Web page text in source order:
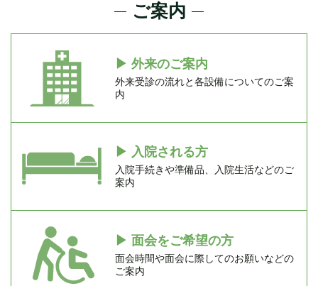
ご案内
▶外来のご案内
外来受診の流れと各設備についてのご案
内
▶ 入院される方
入院手続きや準備品、入院生活などのご
案内
▶面会をご希望の方
面会時間や面会に際してのお願いなどの
ご案内